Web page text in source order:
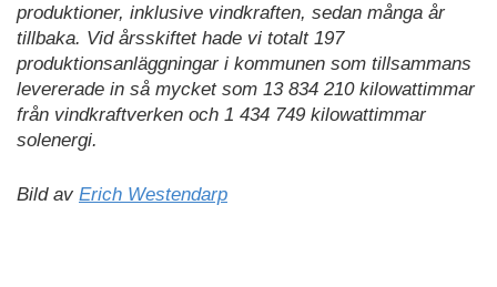
produktioner, inklusive vindkraften, sedan många år
tillbaka. Vid årsskiftet hade vi totalt 197
produktionsanläggningar i kommunen som tillsammans
levererade in så mycket som 13 834 210 kilowattimmar
från vindkraftverken och 1 434 749 kilowattimmar
solenergi.
Bild av Erich Westendarp